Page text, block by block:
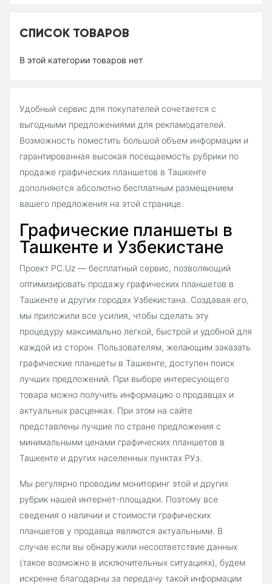
СПИСОК ТОВАРОВ
В этой категории товаров нет
Удобный сервис для покупателей сочетается с
выгодными предложениями для рекламодателей.
Возможность поместить большой объем информации и
гарантированная высокая посещаемость рубрики по
продаже графических планшетов в Ташкенте
дополняются абсолютно бесплатным размещением
вашего предложения на этой странице.
Графические планшеты в
Ташкенте и Узбекистане
Проект PC.Uz — бесплатный сервис, позволяющий
оптимизировать продажу графических планшетов в
Ташкенте и других городах Узбекистана. Создавая его,
мы приложили все усилия, чтобы сделать эту
процедуру максимально легкой, быстрой и удобной для
каждой из сторон. Пользователям, желающим заказать
графические планшеты в Ташкенте, доступен поиск
лучших предложений. При выборе интересующего
товара можно получить информацию о продавцах и
актуальных расценках. При этом на сайте
представлены лучшие по стране предложения с
минимальными ценами графических планшетов в
Ташкенте и других населенных пунктах РУз.
Мы регулярно проводим мониторинг этой и других
рубрик нашей интернет-площадки. Поэтому все
сведения о наличии и стоимости графических
планшетов у продавца являются актуальными. В
случае если вы обнаружили несоответствие данных
(такое возможно в исключительных ситуациях), будем
искренне благодарны за передачу такой информации